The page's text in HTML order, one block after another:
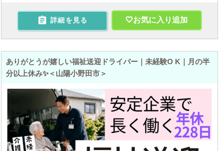
 詳細を見る お気に入り追加
ありがとうが嬉しい福祉送迎ドライバー｜未経験O K｜月の半
分以上休み✨＜山陽小野田市＞